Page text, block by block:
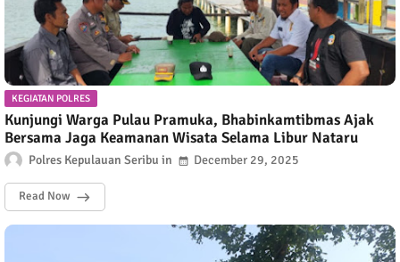
KEGIATAN POLRES
Kunjungi Warga Pulau Pramuka, Bhabinkamtibmas Ajak
Bersama Jaga Keamanan Wisata Selama Libur Nataru
Polres Kepulauan Seribu December 29, 2025
Read Now